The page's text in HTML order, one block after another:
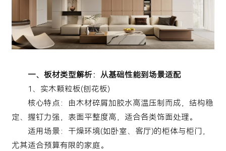
一、板材类型解析：从基础性能到场景适配
1、实木颗粒板(刨花板)
核心特点：由木材碎屑加胶水高温压制而成，结构稳
定、握钉力强，表面平整度高，适合各类饰面处理。
适用场景：干燥环境(如卧室、客厅)的柜体与柜门，
尤其适合预算有限的家庭。